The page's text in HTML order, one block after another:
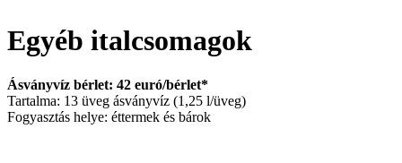
Egyéb italcsomagok
Ásványvíz bérlet: 42 euró/bérlet*
Tartalma: 13 üveg ásványvíz (1,25 l/üveg)
Fogyasztás helye: éttermek és bárok